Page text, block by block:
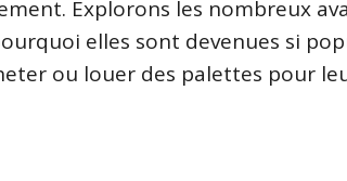
Explorons les nombreux
elles sont devenues si
ou louer des palettes pour